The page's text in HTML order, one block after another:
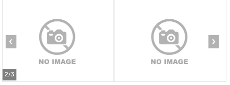
2/3
‹ ›